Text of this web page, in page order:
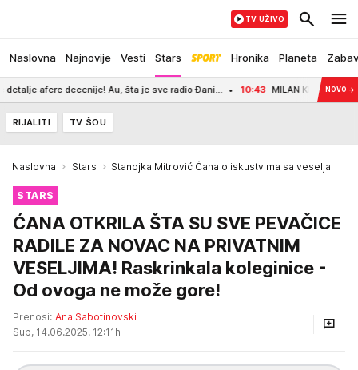
Naslovna Najnovije Vesti Stars Hronika Planeta
TV UŽIVO
afere decenije! Au, šta je sve radio Đani... 10:43 MILAN KNEŽEVIĆ NOVO →
RIJALITI TV ŠOU
Naslovna Stars Stanojka Mitrović Ćana o iskustvima sa veselja
STARS
ĆANA OTKRILA ŠTA SU SVE PEVAČICE
RADILE ZA NOVAC NA PRIVATNIM
VESELJIMA! Raskrinkala koleginice -
Od ovoga ne može gore!
Prenosi: Ana Sabotinovski
Sub, 14.06.2025. 12:11h